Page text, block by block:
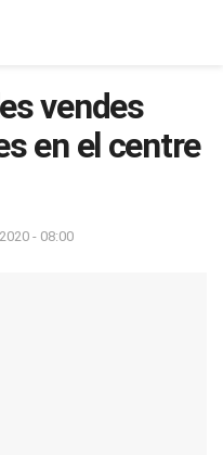
vendes
en el centre
- 08:00